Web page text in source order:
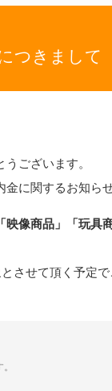
つきまして
ございます。
に関するお知ら
映像商品」「玩具
させて頂く予定